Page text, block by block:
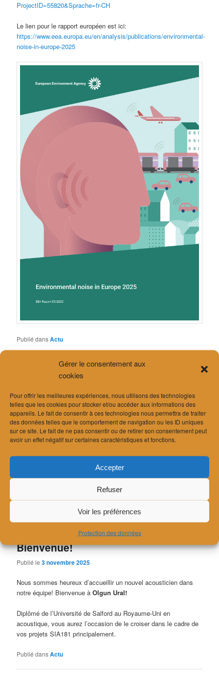
Gérer le consentement aux
cookies
Pour offrir les meilleures expériences, nous utilisons des technologies
telles que les cookies pour stocker et/ou accéder aux informations des
appareils. Le fait de consentir à ces technologies nous permettra de traiter
des données telles que le comportement de navigation ou les ID uniques
sur ce site. Le fait de ne pas consentir ou de retirer son consentement peut
avoir un effet négatif sur certaines caractéristiques et fonctions.
Accepter
Refuser
Voir les préférences
Protection des données
ProjectID=55820&Sprache=fr-CH
Le lien pour le rapport européen est ici:
https://www.eea.europa.eu/en/analysis/publications/environmental-
noise-in-europe-2025
Publié dansActu
Meilleurs voeux pour 2026!
Publié le10 décembre 2025
Tout le bureau se rassemble pour vous souhaiter de très belles
fêtes de fin d’année! Que ces instants soient remplis de paix et
que vos projets puissent voir le jour en 2026!
Nos bureaux seront fermés à partir du vendredi 19 décembre et
jusqu’au lundi 5 janvier 2026.
Bienvenue!
Publié le3 novembre 2025
Nous sommes heureux d’accueillir un nouvel acousticien dans
notre équipe! Bienvenue àOlgun Ural!
Diplômé de l’Université de Salford au Royaume-Uni en
acoustique, vous aurez l’occasion de le croiser dans le cadre de
vos projets SIA181 principalement.
Publié dansActu